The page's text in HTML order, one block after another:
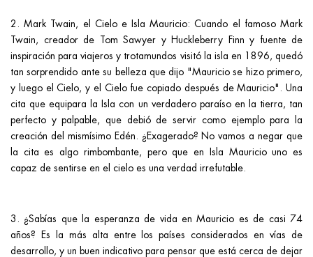
2. Mark Twain, el Cielo e Isla Mauricio: Cuando el famoso Mark
Twain, creador de Tom Sawyer y Huckleberry Finn y fuente de
inspiración para viajeros y trotamundos visitó la isla en 1896, quedó
tan sorprendido ante su belleza que dijo "Mauricio se hizo primero,
y luego el Cielo, y el Cielo fue copiado después de Mauricio". Una
cita que equipara la Isla con un verdadero paraíso en la tierra, tan
perfecto y palpable, que debió de servir como ejemplo para la
creación del mismísimo Edén. ¿Exagerado? No vamos a negar que
la cita es algo rimbombante, pero que en Isla Mauricio uno es
capaz de sentirse en el cielo es una verdad irrefutable.
3. ¿Sabías que la esperanza de vida en Mauricio es de casi 74
años? Es la más alta entre los países considerados en vías de
desarrollo, y un buen indicativo para pensar que está cerca de dejar